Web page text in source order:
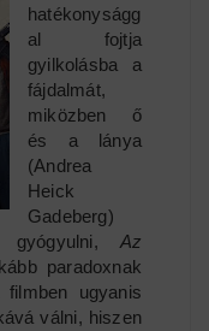
hatékonyságg
al fojtja
gyilkolásba a
fájdalmát,
miközben ő
és a lánya
(Andrea
Heick
Gadeberg)
gyógyulni, Az
paradoxnak
ugyanis
válni, hiszen